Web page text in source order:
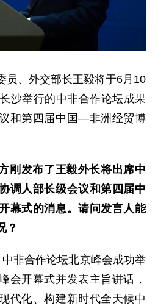
员、外交部长王毅将于6月10
沙举行的中非合作论坛成果
和第四届中国—非洲经贸博
刚发布了王毅外长将出席中
调人部长级会议和第四届中
幕式的消息。请问发言人能
？
非合作论坛北京峰会成功举
会开幕式并发表主旨讲话，
代化、构建新时代全天候中